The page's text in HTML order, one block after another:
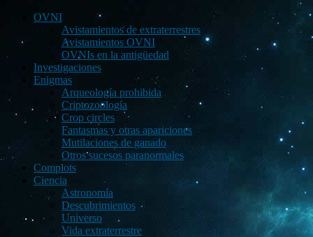
OVNI
Avistamientos de extraterrestres
Avistamientos OVNI
OVNIs en la antigüedad
Investigaciones
Enigmas
Arqueología prohibida
Criptozoología
Crop circles
Fantasmas y otras apariciones
Mutilaciones de ganado
Otros sucesos paranormales
Complots
Ciencia
Astronomía
Descubrimientos
Universo
Vida extraterrestre